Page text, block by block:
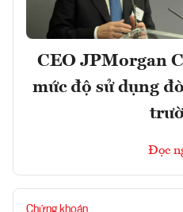
CEO JPMorgan
mức độ sử dụng
Đọc
Chứng khoán